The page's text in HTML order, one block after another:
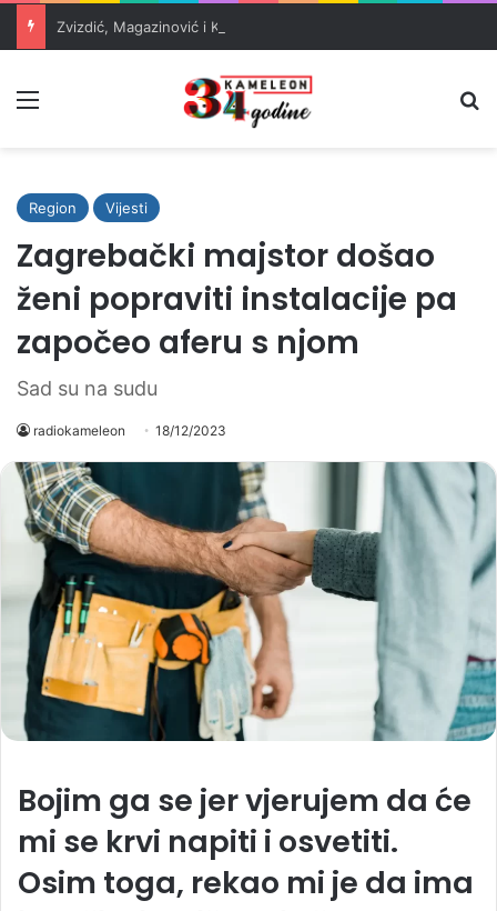
Region Vijesti
Zagrebački majstor došao
ženi popraviti instalacije pa
započeo aferu s njom
Sad su na sudu
radiokameleon 18/12/2023
Bojim ga se jer vjerujem da će
mi se krvi napiti i osvetiti.
Osim toga, rekao mi je da ima